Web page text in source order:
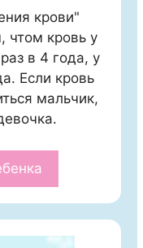
крови"
чтом кровь у
в 4 года, у
Если кровь
мальчик,